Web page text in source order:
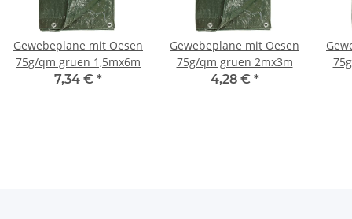
Gewebeplane mit Oesen
75g/qm gruen 1,5mx6m
7,34 € *
Gewebeplane mit Oesen
75g/qm gruen 2mx3m
4,28 € *